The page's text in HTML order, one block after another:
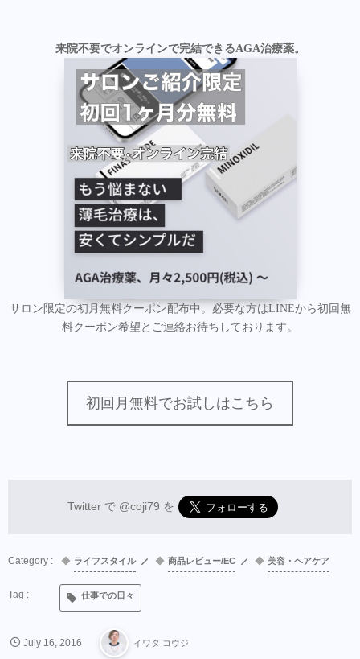
来院不要でオンラインで完結できるAGA治療薬。
サロン限定の初月無料クーポン配布中。必要な方はLINEから初回無
料クーポン希望とご連絡お待ちしております。
初回月無料でお試しはこちら
Twitter で @coji79 を
ライフスタイル 商品レビュー/EC 美容・ヘアケア
仕事での日々
July 16 2016 イワタ コウジ